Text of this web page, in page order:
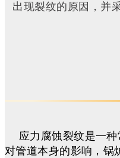
出现裂纹的原因，并
应力腐蚀裂纹是一
对管道本身的影响，锅